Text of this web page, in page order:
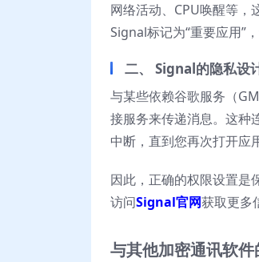
网络活动、CPU唤醒等
Signal标记为“重要应用”
二、 Signal的隐私设
与某些依赖谷歌服务（
接服务来传递消息。这种
中断，直到您再次打开应
因此，正确的权限设置是
访问Signal官网获取更多
与其他加密通讯软